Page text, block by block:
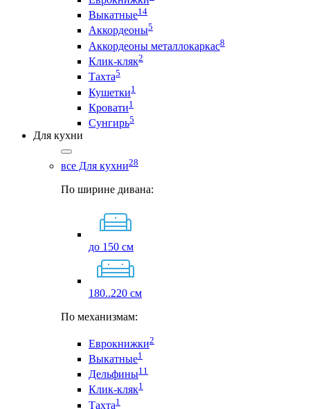
Выкатные14
Аккордеоны5
Аккордеоны металлокаркас8
Клик-кляк2
Тахта5
Кушетки1
Кровати1
Сунгирь5
Для кухни
все Для кухни28
По ширине дивана:
до 150 см
180..220 см
По механизмам:
Еврокнижки2
Выкатные1
Дельфины11
Клик-кляк1
Тахта1